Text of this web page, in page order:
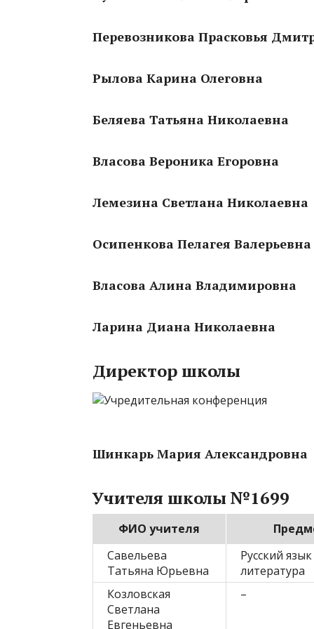
Перевозникова Прасковья
Рылова Карина Олеговна
Беляева Татьяна Николаевна
Власова Вероника Егоровна
Лемезина Светлана Николаевна
Осипенкова Пелагея Валерьевна
Власова Алина Владимировна
Ларина Диана Николаевна
Директор школы
Шинкарь Мария Александровна
Учителя школы №1699
ФИО учителя
Савельева
Татьяна Юрьевна
Русский
литература
Козловская
Светлана
Евгеньевна
–